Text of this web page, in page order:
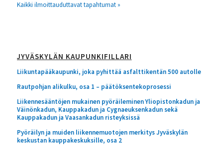
Kaikki ilmoittauduttavat tapahtumat »
JYVÄSKYLÄN KAUPUNKIFILLARI
Liikuntapääkaupunki, joka pyhittää asfalttikentän 500 autolle
Rautpohjan alikulku, osa 1 – päätöksentekoprosessi
Liikennesääntöjen mukainen pyöräileminen Yliopistonkadun ja
Väinönkadun, Kauppakadun ja Cygnaeuksenkadun sekä
Kauppakadun ja Vaasankadun risteyksissä
Pyöräilyn ja muiden liikennemuotojen merkitys Jyväskylän
keskustan kauppakeskuksille, osa 2